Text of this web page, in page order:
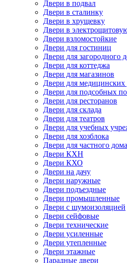
Двери в подвал
Двери в сталинку
Двери в хрущевку
Двери в
Двери взломостойкие
Двери для гостиниц
Двери для загородного
Двери для коттеджа
Двери для магазинов
Двери для
Двери для подсобных
Двери для ресторанов
Двери для склада
Двери для театров
Двери для учебных
Двери для хозблока
Двери для частного дома
Двери КХН
Двери КХО
Двери на дачу
Двери наружные
Двери подъездные
Двери промышленные
Двери с шумоизоляцией
Двери сейфовые
Двери технические
Двери усиленные
Двери утепленные
Двери этажные
Парадные двери